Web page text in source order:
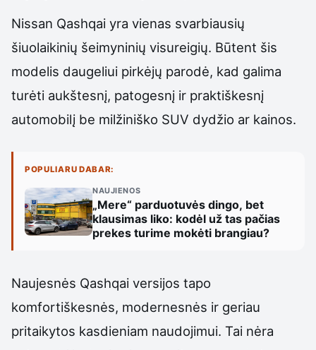
Nissan Qashqai yra vienas svarbiausių
šiuolaikinių šeimyninių visureigių. Būtent šis
modelis daugeliui pirkėjų parodė, kad galima
turėti aukštesnį, patogesnį ir praktiškesnį
automobilį be milžiniško SUV dydžio ar kainos.
POPULIARU DABAR:
NAUJIENOS
„Mere“ parduotuvės dingo, bet
klausimas liko: kodėl už tas pačias
prekes turime mokėti brangiau?
Naujesnės Qashqai versijos tapo
komfortiškesnės, modernesnės ir geriau
pritaikytos kasdieniam naudojimui. Tai nėra